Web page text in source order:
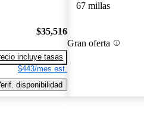
$35,516
incluye tasas
$443/mes est.
disponibilidad
67 millas
Gran oferta